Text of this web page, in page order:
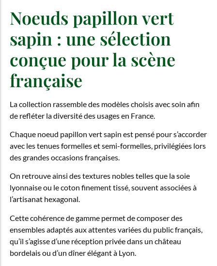
Noeuds papillon vert
sapin : une sélection
conçue pour la scène
française
La collection rassemble des modèles choisis avec soin afin
de refléter la diversité des usages en France.
Chaque noeud papillon vert sapin est pensé pour s’accorder
avec les tenues formelles et semi-formelles, privilégiées lors
des grandes occasions françaises.
On retrouve ainsi des textures nobles telles que la soie
lyonnaise ou le coton finement tissé, souvent associées à
l’artisanat hexagonal.
Cette cohérence de gamme permet de composer des
ensembles adaptés aux attentes variées du public français,
qu’il s’agisse d’une réception privée dans un château
bordelais ou d’un dîner élégant à Lyon.